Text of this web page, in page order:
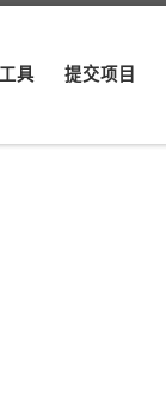
具 提交项目